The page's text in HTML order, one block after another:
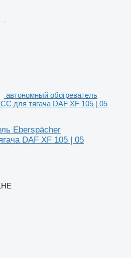
автономный обогреватель
для тягача DAF XF 105 | 05
Eberspächer
DAF XF 105 | 05